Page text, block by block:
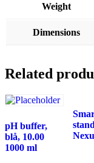
Weight
Dimensions
Related
pH buffer,
blå, 10.00
1000 ml